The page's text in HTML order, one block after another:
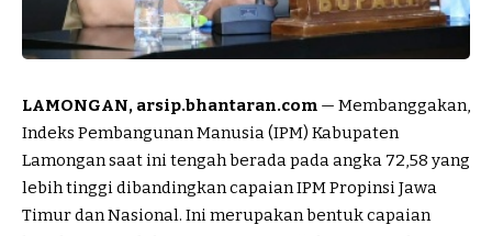
LAMONGAN, arsip.bhantaran.com — Membanggakan,
Indeks Pembangunan Manusia (IPM) Kabupaten
Lamongan saat ini tengah berada pada angka 72,58 yang
lebih tinggi dibandingkan capaian IPM Propinsi Jawa
Timur dan Nasional. Ini merupakan bentuk capaian